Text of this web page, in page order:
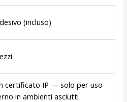
(incluso)
certificato IP — solo per uso
in ambienti asciutti